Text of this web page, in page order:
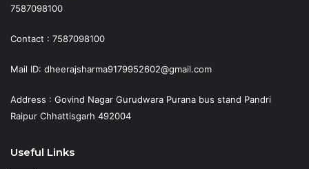
7587098100
Contact : 7587098100
Mail ID: dheerajsharma9179952602@gmail.com
Address : Govind Nagar Gurudwara Purana bus stand Pandri
Raipur Chhattisgarh 492004
Useful Links